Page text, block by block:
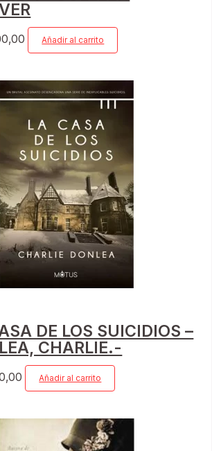
Añadir al carrito
DE LOS SUICIDIOS –
CHARLIE.-
Añadir al carrito